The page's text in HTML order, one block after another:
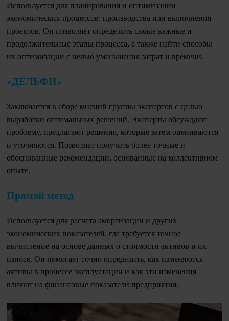
Используется для планирования и оптимизации
экономических процессов: производства или выполнения
проектов. Он позволяет определить самые важные и
продолжительные этапы процесса, а также найти способы
их оптимизации с целью уменьшения затрат и времени.
«ДЕЛЬФИ»
Заключается в сборе мнений группы экспертов с целью
выработки оптимальных решений. Эксперты обсуждают
проблему, предлагают решения, которые затем оцениваются
и уточняются. Позволяет получить более точные и
обоснованные рекомендации, основанные на коллективном
опыте.
Прямой метод
Используется для расчета амортизации и других
экономических показателей, где требуется точное
вычисление на основе данных о стоимости активов и их
износе. Он помогает точно определить, как изменяются
активы в процессе эксплуатации и как эти изменения
влияют на финансовые показатели предприятия.